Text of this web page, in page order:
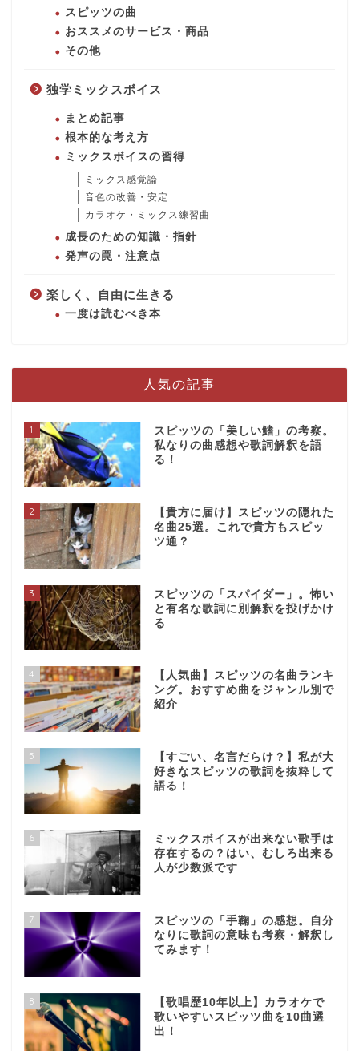
スピッツの曲
おススメのサービス・商品
その他
独学ミックスボイス
まとめ記事
根本的な考え方
ミックスボイスの習得
ミックス感覚論
音色の改善・安定
カラオケ・ミックス練習曲
成長のための知識・指針
発声の罠・注意点
楽しく、自由に生きる
一度は読むべき本
人気の記事
1
スピッツの「美しい鰭」の考察。
私なりの曲感想や歌詞解釈を語
る！
2
【貴方に届け】スピッツの隠れた
名曲25選。これで貴方もスピッ
ツ通？
3
スピッツの「スパイダー」。怖い
と有名な歌詞に別解釈を投げかけ
る
4
【人気曲】スピッツの名曲ランキ
ング。おすすめ曲をジャンル別で
紹介
5
【すごい、名言だらけ？】私が大
好きなスピッツの歌詞を抜粋して
語る！
6
ミックスボイスが出来ない歌手は
存在するの？はい、むしろ出来る
人が少数派です
7
スピッツの「手鞠」の感想。自分
なりに歌詞の意味も考察・解釈し
てみます！
8
【歌唱歴10年以上】カラオケで
歌いやすいスピッツ曲を10曲選
出！